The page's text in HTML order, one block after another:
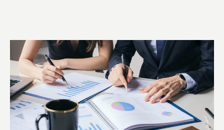
РАЗВИТИЕ
КОМАНД
Мы усиливаем способность команд генерировать
идеи, мыслить системно и находить нестандартные
решения. Через тренинги и бизнес-симуляции
участники осваивают подходы к инновационной
работе, учатся предлагать решения, способные
трансформировать бизнес-процессы.